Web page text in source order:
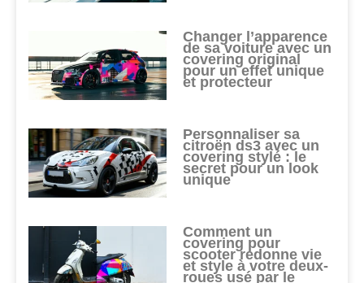
Changer l’apparence
de sa voiture avec un
covering original
pour un effet unique
et protecteur
Personnaliser sa
citroën ds3 avec un
covering stylé : le
secret pour un look
unique
Comment un
covering pour
scooter redonne vie
et style à votre deux-
roues usé par le